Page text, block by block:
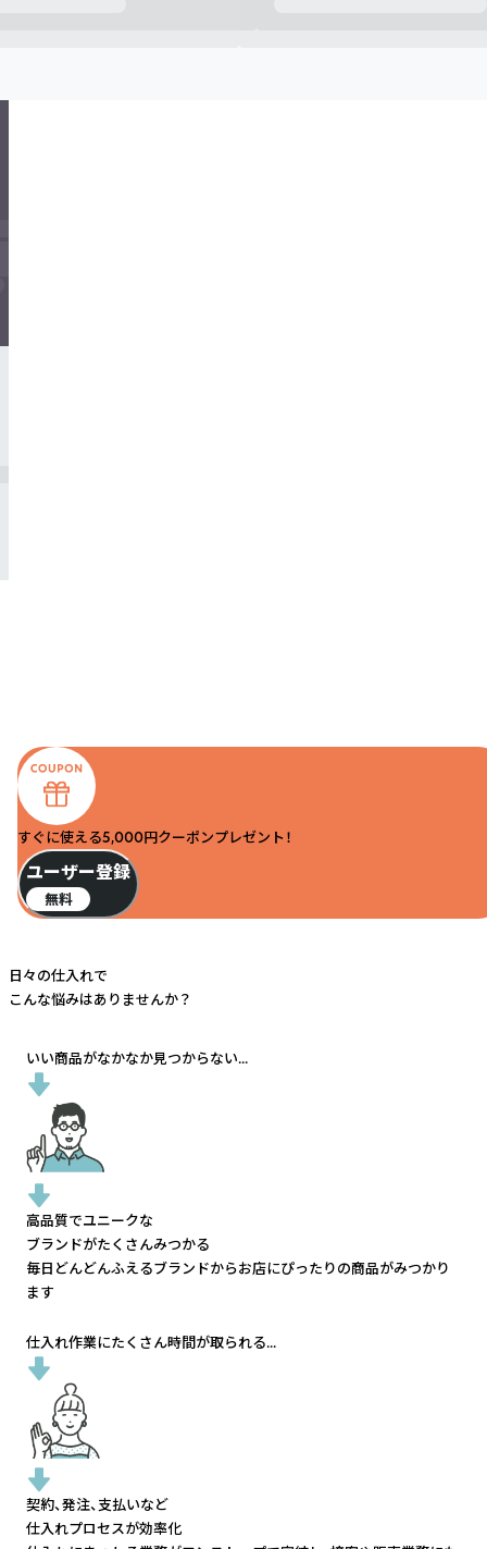
すぐに使える5,000円クーポンプレゼント！
ユーザー登録
無料
日々の仕入れで
こんな悩みはありませんか？
いい商品がなかなか見つからない...
高品質でユニークな
ブランドがたくさんみつかる
毎日どんどんふえるブランドからお店にぴったりの商品がみつかり
ます
仕入れ作業にたくさん時間が取られる...
契約、発注、支払いなど
仕入れプロセスが効率化